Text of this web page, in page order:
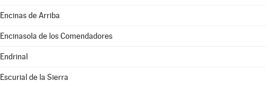
Encinas de Arriba
Encinasola de los Comendadores
Endrinal
Escurial de la Sierra